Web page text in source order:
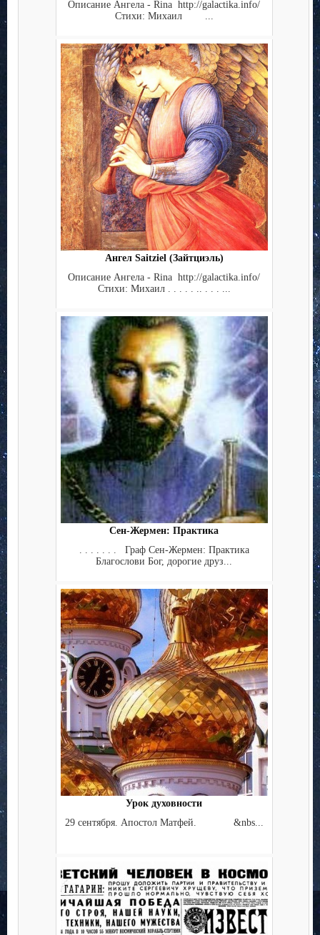
Описание Ангела - Rina http://galactika.info/
Стихи: Михаил ...
Ангел Saitziel (Зайтциэль)
Описание Ангела - Rina http://galactika.info/
Стихи: Михаил . . . . . .. . . . ...
Сен-Жермен: Практика
. . . . . . . Граф Сен-Жермен: Практика
Благослови Бог, дорогие друз...
Урок духовности
29 сентября. Апостол Матфей. &nbs...